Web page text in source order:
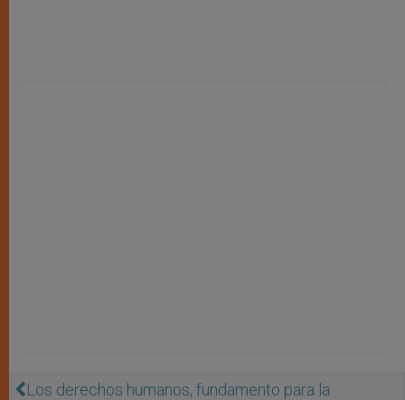
Los derechos humanos, fundamento para la